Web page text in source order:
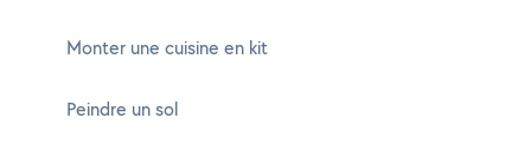
Monter une cuisine en kit
Peindre un sol